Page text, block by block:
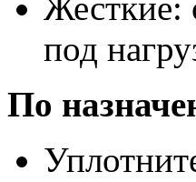
Жесткие:
под
По